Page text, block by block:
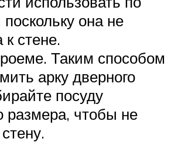
она не
к стене.
Таким способом
арку дверного
посуду
размера, чтобы не